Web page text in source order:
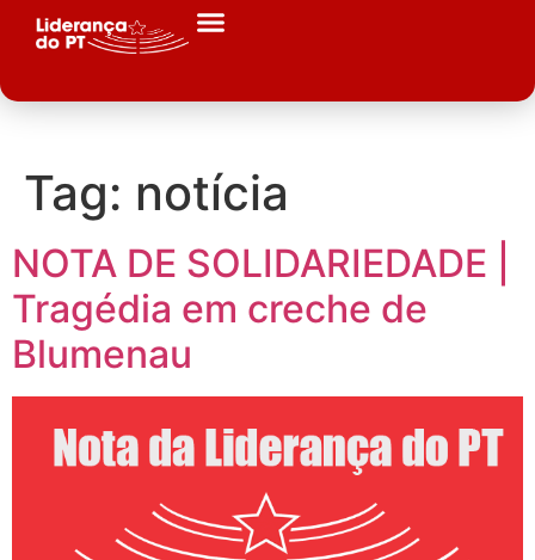
Tag: notícia
NOTA DE SOLIDARIEDADE |
Tragédia em creche de
Blumenau